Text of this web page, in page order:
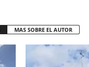
MAS SOBRE EL AUTOR